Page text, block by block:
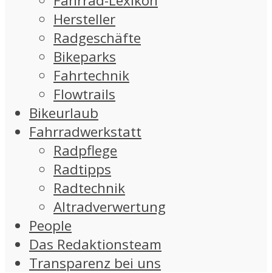
Hersteller
Radgeschäfte
Bikeparks
Fahrtechnik
Flowtrails
Bikeurlaub
Fahrradwerkstatt
Radpflege
Radtipps
Radtechnik
Altradverwertung
People
Das Redaktionsteam
Transparenz bei uns